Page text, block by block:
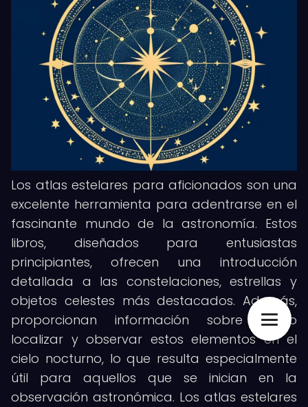
Los atlas estelares para aficionados son una
excelente herramienta para adentrarse en el
fascinante mundo de la astronomía. Estos
libros, diseñados para entusiastas
principiantes, ofrecen una introducción
detallada a las constelaciones, estrellas y
objetos celestes más destacados. Además,
proporcionan información sobre cómo
localizar y observar estos elementos en el
cielo nocturno, lo que resulta especialmente
útil para aquellos que se inician en la
observación astronómica. Los atlas estelares